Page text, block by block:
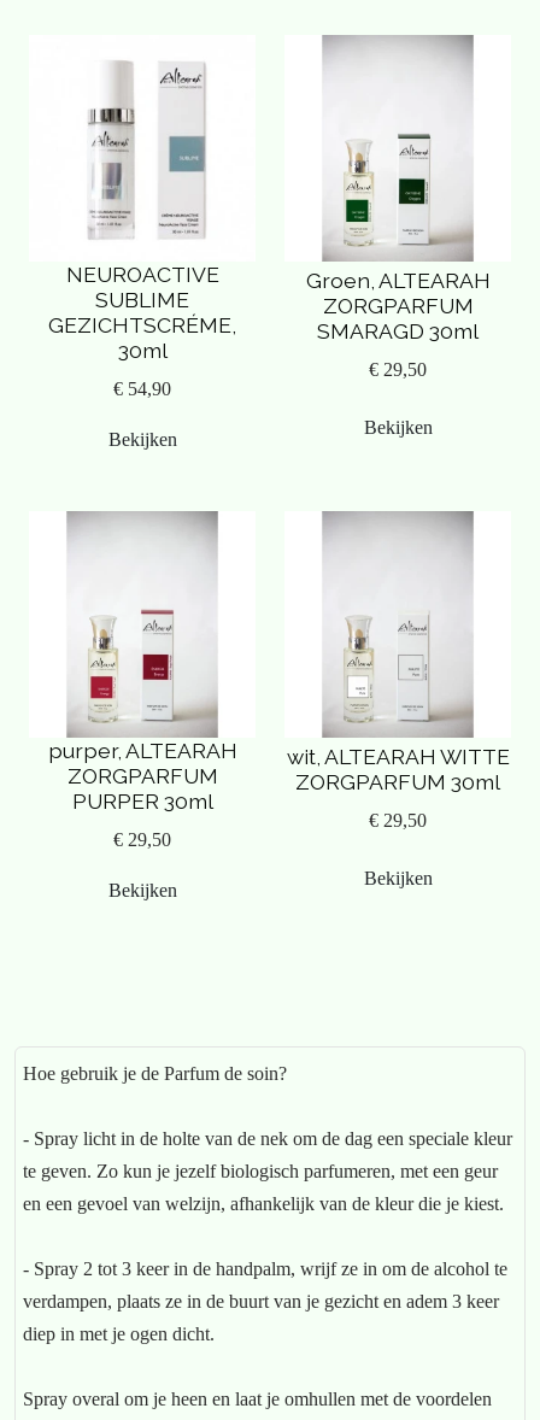
NEUROACTIVE
SUBLIME
GEZICHTSCRÉME,
30ml
€ 54,90
Bekijken
Groen, ALTEARAH
ZORGPARFUM
SMARAGD 30ml
€ 29,50
Bekijken
purper, ALTEARAH
ZORGPARFUM
PURPER 30ml
€ 29,50
Bekijken
wit, ALTEARAH WITTE
ZORGPARFUM 30ml
€ 29,50
Bekijken
Hoe gebruik je de Parfum de soin?
- Spray licht in de holte van de nek om de dag een speciale kleur
te geven. Zo kun je jezelf biologisch parfumeren, met een geur
en een gevoel van welzijn, afhankelijk van de kleur die je kiest.
- Spray 2 tot 3 keer in de handpalm, wrijf ze in om de alcohol te
verdampen, plaats ze in de buurt van je gezicht en adem 3 keer
diep in met je ogen dicht.
Spray overal om je heen en laat je omhullen met de voordelen